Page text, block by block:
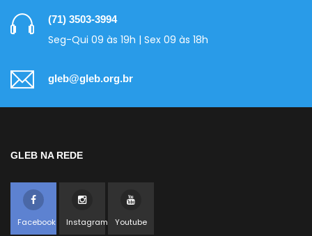
(71) 3503-3994
Seg-Qui 09 às 19h | Sex 09 às 18h
gleb@gleb.org.br
GLEB NA REDE
Facebook Instagram Youtube